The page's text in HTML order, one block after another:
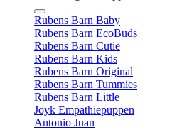
Rubens Barn Baby
Rubens Barn EcoBuds
Rubens Barn Cutie
Rubens Barn Kids
Rubens Barn Original
Rubens Barn Tummies
Rubens Barn Little
Joyk Empathiepuppen
Antonio Juan